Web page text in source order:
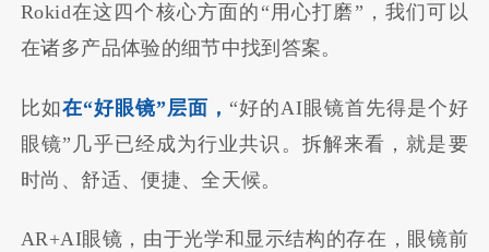
Rokid在这四个核心方面的“用心打磨”，我们可以
在诸多产品体验的细节中找到答案。
比如在“好眼镜”层面， “好的AI眼镜首先得是个好
眼镜”几乎已经成为行业共识。拆解来看，就是要
时尚、舒适、便捷、全天候。
AR+AI眼镜，由于光学和显示结构的存在，眼镜前